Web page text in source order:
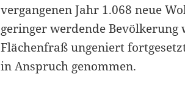
vergangenen Jahr 1.068 neue
geringer werdende
Flächenfraß ungeniert
in Anspruch genommen.